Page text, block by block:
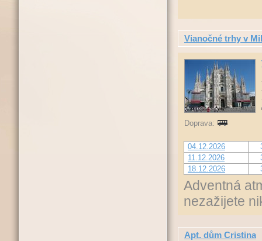
Vianočné trhy v
Doprava:
04.12.2026
11.12.2026
18.12.2026
Adventná
nezažijete
Apt. dům Cristina